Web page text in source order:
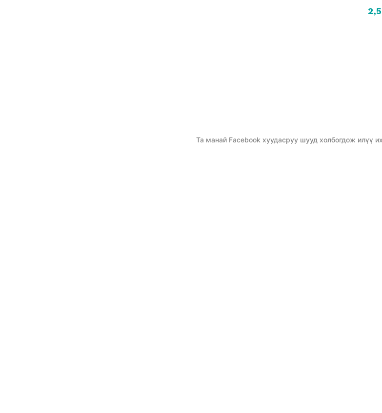
Та манай Facebook хуудасруу шууд холбогдож илүү